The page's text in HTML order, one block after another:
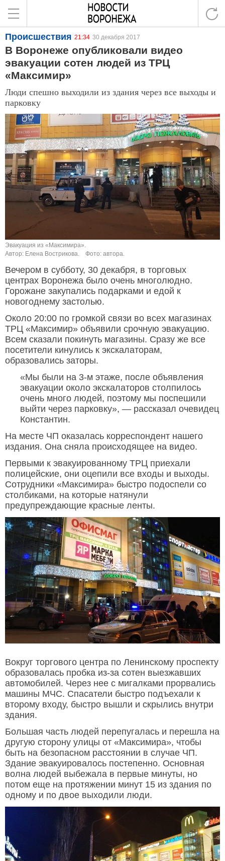
Происшествия 21:34 30 декабря 2017
В Воронеже опубликовали видео
эвакуации сотен людей из ТРЦ
«Максимир»
Люди спешно выходили из здания через все выходы и
парковку
Эвакуация из «Максимира».
Автор: Елена Вострикова.
Фото: автора.
Вечером в субботу, 30 декабря, в торговых
центрах Воронежа было очень многолюдно.
Горожане закупались подарками и едой к
новогоднему застолью.
Около 20:00 по громкой связи во всех магазинах
ТРЦ «Максимир» объявили срочную эвакуацию.
Всем сказали покинуть магазины. Сразу же все
посетители кинулись к экскалаторам,
образовались заторы.
«Мы были на 3-м этаже, после объявления
эвакуации около экскалаторов столпилось
очень много людей, поэтому мы поспешили
выйти через парковку», — рассказал очевидец
Константин.
На месте ЧП оказалась корреспондент нашего
издания. Она сняла происходящее на видео.
Первыми к эвакуированному ТРЦ приехали
полицейские, они оцепили все входы и выходы.
Сотрудники «Максимира» быстро подоспели со
столбиками, на которые натянули
предупреждающие красные ленты.
Вокруг торгового центра по Ленинскому проспекту
образовалась пробка из-за сотен выезжавших
автомобилей. Через нее с мигалками прорвались
машины МЧС. Спасатели быстро подъехали к
второму входу, быстро вышли и скрылись внутри
здания.
Большая часть людей перепугалась и перешла на
другую сторону улицы от «Максимира», чтобы
быть на безопасном расстоянии в случае ЧП.
Здание эвакуировалось постепенно. Основная
волна людей выбежала в первые минуты, но
потом еще на протяжении минут 15 из здания по
одному и по двое выходили люди.